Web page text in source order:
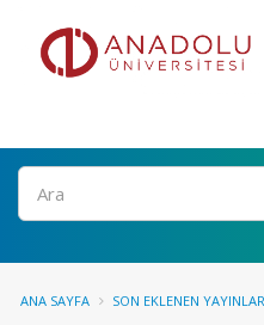
Ara
ANA SAYFA SON EKLENEN YAYINLAR